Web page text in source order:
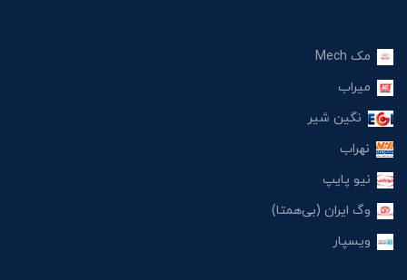
مک Mech
میراب
نگین شیر
نهراب
نیو پایپ
وگ ایران (بی‌همتا)
ویسپار